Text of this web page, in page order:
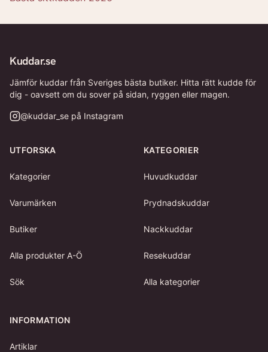
Kuddar.se
Jämför kuddar från Sveriges bästa butiker. Hitta rätt kudde för
dig - oavsett om du sover på sidan, ryggen eller magen.
@kuddar_se på Instagram
UTFORSKA
Kategorier
Varumärken
Butiker
Alla produkter A-Ö
Sök
KATEGORIER
Huvudkuddar
Prydnadskuddar
Nackkuddar
Resekuddar
Alla kategorier
INFORMATION
Artiklar